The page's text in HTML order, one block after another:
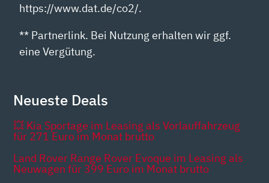
https://www.dat.de/co2/.
** Partnerlink. Bei Nutzung erhalten wir ggf.
eine Vergütung.
Neueste Deals
💥 Kia Sportage im Leasing als Vorlauffahrzeug
für 271 Euro im Monat brutto
Land Rover Range Rover Evoque im Leasing als
Neuwagen für 399 Euro im Monat brutto